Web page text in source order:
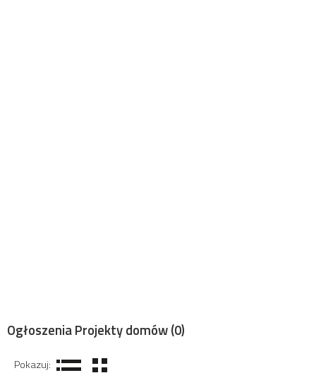
Ogłoszenia Projekty domów(0)
Pokazuj: